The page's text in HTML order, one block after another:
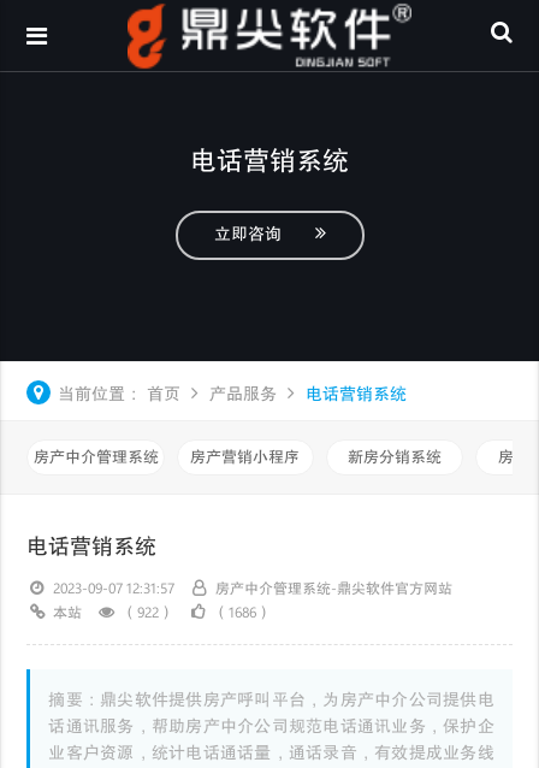
电话营销系统
立即咨询
当前位置： 首页 产品服务 电话营销系统
房产中介管理系统 房产营销小程序 新房分销系统 房产
电话营销系统
2023-09-07 12:31:57
房产中介管理系统-鼎尖软件官方网站
本站
（922） （1686）
摘要：鼎尖软件提供房产呼叫平台，为房产中介公司提供电
话通讯服务，帮助房产中介公司规范电话通讯业务，保护企
业客户资源，统计电话通话量，通话录音，有效提成业务线